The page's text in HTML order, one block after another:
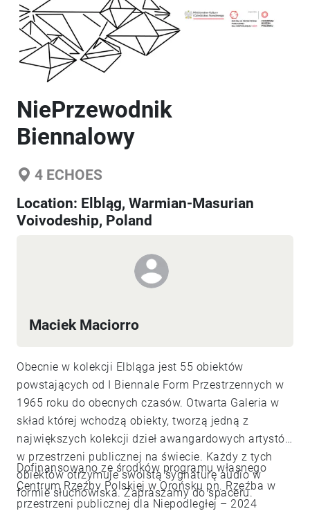
NiePrzewodnik
Biennalowy
4 ECHOES
Location: Elbląg, Warmian-Masurian
Voivodeship, Poland
Maciek Maciorro
Obecnie w kolekcji Elbląga jest 55 obiektów
powstających od I Biennale Form Przestrzennych w
1965 roku do obecnych czasów. Otwarta Galeria w
skład której wchodzą obiekty, tworzą jedną z
największych kolekcji dzieł awangardowych artystów
w przestrzeni publicznej na świecie. Każdy z tych
obiektów otrzymuje swoistą sygnaturę audio w
formie słuchowiska. Zapraszamy do spaceru.
Dofinansowano ze środków programu własnego
Centrum Rzeźby Polskiej w Orońsku pn. Rzeźba w
przestrzeni publicznej dla Niepodległej – 2024